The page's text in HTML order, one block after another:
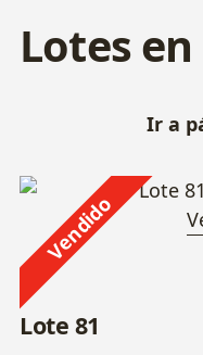
Lotes
Ir a
Vendido
Lote 81